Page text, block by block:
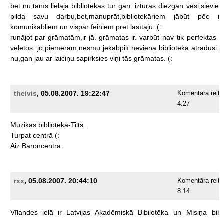
bet nu,tanīs lielajā bibliotēkas tur gan. izturas diezgan
pilda
savu darbu,bet,manuprāt,bibliotekāriem jābūt pēc
komunikabliem un vispār feiniem pret lasītāju. (:
runājot par grāmatām,ir jā. grāmatas ir. varbūt nav tik perfektas
vēlētos.
jo,piemēram,nēsmu jēkabpilī nevienā bibliotēkā atradusi
nu,gan jau ar laiciņu sapirksies viņi tās grāmatas. (:
theivis, 05.08.2007. 19:22:47
Komentāra
4.27
Mūzikas bibliotēka-Tilts.
Turpat centrā (:
Aiz Baroncentra.
rxx, 05.08.2007. 20:44:10
Komentāra
8.14
Vīlandes ielā ir Latvijas Akadēmiskā Bibilotēka un Misiņa